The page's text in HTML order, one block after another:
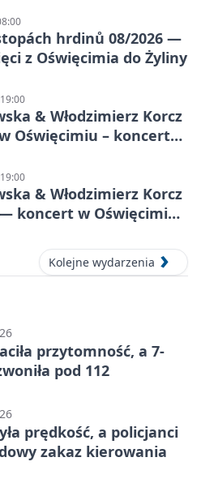
hrdinů 08/2026 —
z Oświęcimia do Żyliny
& Włodzimierz Korcz
Oświęcimiu – koncert
& Włodzimierz Korcz
— koncert w Oświęcimiu,
Kolejne wydarzenia
przytomność, a 7-
pod 112
prędkość, a policjanci
zakaz kierowania